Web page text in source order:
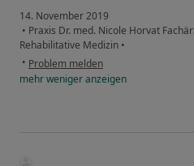
14. November 2019
• Praxis Dr. med. Nicole Horvat
Rehabilitative Medizin •
• Problem melden
mehrwenigeranzeigen